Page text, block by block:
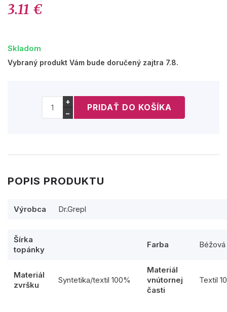
3.11 €
Skladom
Vybraný produkt Vám bude doručený zajtra 7.8.
+
−
POPIS PRODUKTU
Výrobca Dr.Grepl
Šírka
topánky
Farba Béžová
Materiál
zvršku
Syntetika/textil 100%
Materiál
vnútornej
časti
Textil